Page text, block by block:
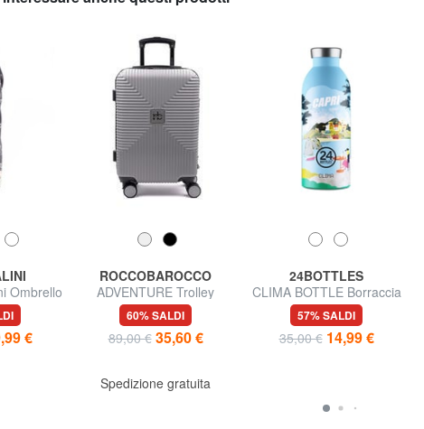
Ombrello
€
ROCCOBAROCCO
ADVENTURE Trolley
misura media
60% SALDI
89,00 € 35,60 €
Spedizione gratuita
24BOTTLES
CLIMA BOTTLE Borraccia
termica 500ml
57% SALDI
35,00 € 14,99 €